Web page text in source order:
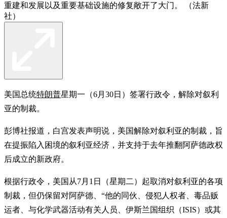
重建和发展以及重要基础设施的修复敞开了大门。 （法新
社）
美国总统特朗普星期一（6月30日）签署行政令，解除对叙利
亚的制裁。
彭博社报道，白宫发表声明说，美国解除对叙利亚的制裁，旨
在提振陷入困境的叙利亚经济，并支持于去年推翻阿萨德政权
后成立的新政府。
根据行政令，美国从7月1日（星期二）起取消对叙利亚的各项
制裁，但仍保留对阿萨德、“他的同伙、侵犯人权者、毒品贩
运者、与化学武器活动有关人员、伊斯兰国组织（ISIS）或其